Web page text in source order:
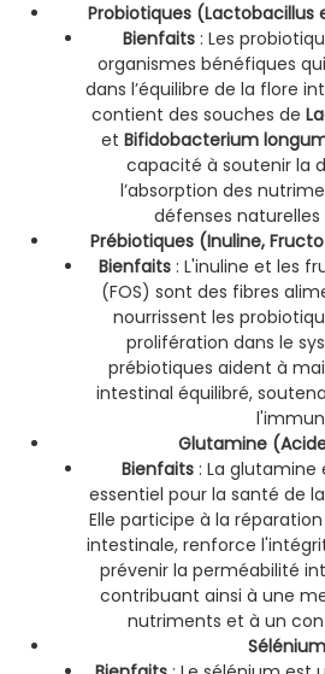
Probiotiques
Bienfaits: Les
organismes bénéfiques
dans l’équilibre de la flore
contient des souches de
et Bifidobacterium
capacité à soutenir la
l’absorption des
défenses naturelles
Prébiotiques (Inuline,
Bienfaits: L'inuline et les
(FOS) sont des fibres
nourrissent les
prolifération dans le
prébiotiques aident à
intestinal équilibré,
Glutamine
Bienfaits : La
essentiel pour la santé de
Elle participe à la
intestinale, renforce
prévenir la perméabilité
contribuant ainsi à une
nutriments et à un
Sélénium